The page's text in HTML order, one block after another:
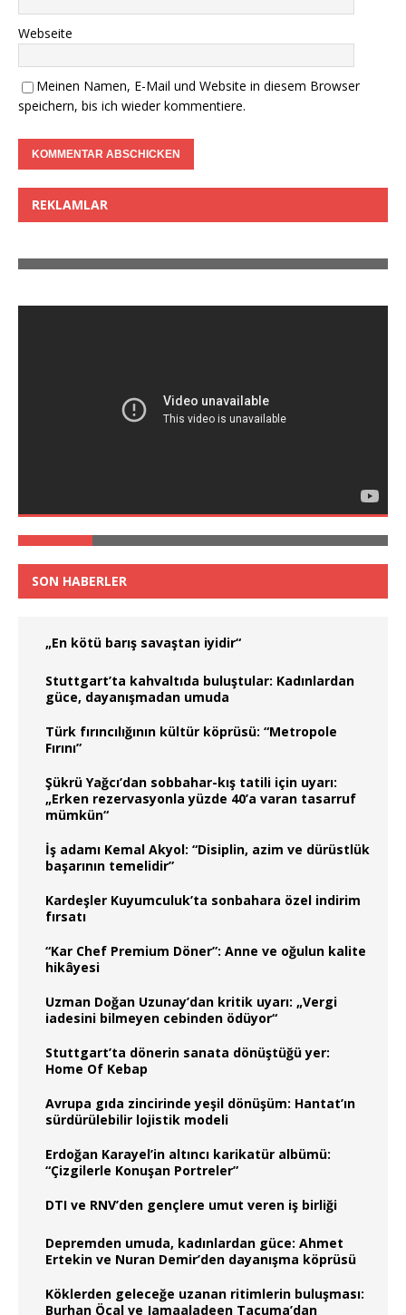
Webseite
Meinen Namen, E-Mail und Website in diesem Browser
speichern, bis ich wieder kommentiere.
REKLAMLAR
SON HABERLER
„En kötü barış savaştan iyidir“
Stuttgart’ta kahvaltıda buluştular: Kadınlardan
güce, dayanışmadan umuda
Türk fırıncılığının kültür köprüsü: “Metropole
Fırını”
Şükrü Yağcı’dan sobbahar-kış tatili için uyarı:
„Erken rezervasyonla yüzde 40’a varan tasarruf
mümkün“
İş adamı Kemal Akyol: “Disiplin, azim ve dürüstlük
başarının temelidir”
Kardeşler Kuyumculuk’ta sonbahara özel indirim
fırsatı
“Kar Chef Premium Döner”: Anne ve oğulun kalite
hikâyesi
Uzman Doğan Uzunay’dan kritik uyarı: „Vergi
iadesini bilmeyen cebinden ödüyor“
Stuttgart’ta dönerin sanata dönüştüğü yer:
Home Of Kebap
Avrupa gıda zincirinde yeşil dönüşüm: Hantat’ın
sürdürülebilir lojistik modeli
Erdoğan Karayel’in altıncı karikatür albümü:
“Çizgilerle Konuşan Portreler”
DTI ve RNV’den gençlere umut veren iş birliği
Depremden umuda, kadınlardan güce: Ahmet
Ertekin ve Nuran Demir’den dayanışma köprüsü
Köklerden geleceğe uzanan ritimlerin buluşması:
Burhan Öçal ve Jamaaladeen Tacuma’dan